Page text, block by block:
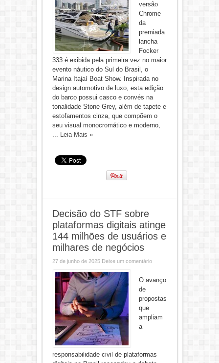
versão
Chrome
da
premiada
lancha
Focker
333 é exibida pela primeira vez no maior
evento náutico do Sul do Brasil, o
Marina Itajaí Boat Show. Inspirada no
design automotivo de luxo, esta edição
do barco possui casco e convés na
tonalidade Stone Grey, além de tapete e
estofamentos cinza, que compõem o
seu visual monocromático e moderno,
... Leia Mais »
Decisão do STF sobre
plataformas digitais atinge
144 milhões de usuários e
milhares de negócios
27 de junho de 2025 Deixe um comentário
O avanço
de
propostas
que
ampliam
a
responsabilidade civil de plataformas